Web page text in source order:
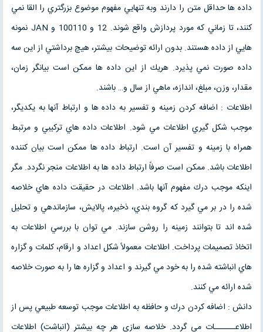
داده ها حداقل متن را دارند وبه تنهايي مفهوم موضوع بزرگتري را القا نمي
كنند، تا زماني كه مورد پردازش واقع شوند. 12 و 100110 و JAN نمونه
هايي از داده هستند. بدون ارائه توضيحات بيشتر، هيچ برداشتي از اين سه
داده صورت نمي پذيرد. هريك از اين داده ها ممكن است بيانگر زمان،
مقدار، وزن، مبلغ، اندازه، ماهي از سال و… باشند.
اطلاعات : اضافه كردن زمينه و تفسير به داده ها و ارتباط آنها به يكديگر،
موجب شكل گيري اطلاعات مي شود. اطلاعات داده هاي تركيبي و مرتبط
همراه با زمينه و تفسير آن است. ارتباط داده ها ممكن است بيان كننده
اطلاعات باشد. ممكن است صرفاً ارتباط داده ها به اطلاعات منجر نگردد. مگر
اينكه موجب درك مفهوم آنها باشد. اطلاعات در حقيقت داده هاي خلاصه
شده را در بر مي گيرد كه گروه بندي، ذخيره، پالايش، سازماندهي و تحليل
شده اند تا بتوانند زمينه را روشن سازند. مي توان با بررسي اطلاعات به
اتخاذ تصميمات پرداخت. اطلاعات معمولاً شكل اعداد و ارقام، كلمات و گزاره
هاي انباشته شده را به خود مي گيرند و اعداد و گزاره ها را به صورت خلاصه
شده ارائه مي كنند.
دانش : اضافه كردن درك و حافظه به اطلاعات موجب توسعه طبيعي پس از
اطلاعــــــات مي گردد. خلاصه سازي هر چه بيشتر (انباشت) اطلاعات